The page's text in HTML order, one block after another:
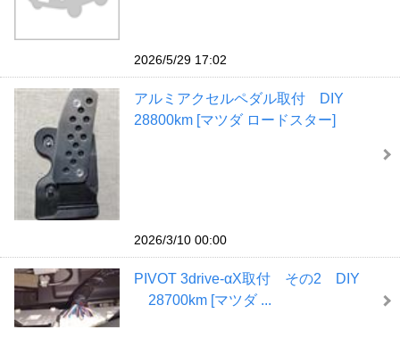
2026/5/29 17:02
アルミアクセルペダル取付 DIY
28800km [マツダ ロードスター]
2026/3/10 00:00
PIVOT 3drive-αX取付 その2 DIY
28700km [マツダ ...